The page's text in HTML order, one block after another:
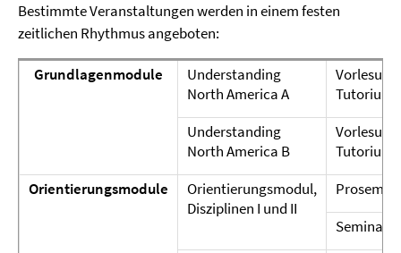
Bestimmte Veranstaltungen werden in einem festen
zeitlichen Rhythmus angeboten:
Grundlagenmodule
Understanding
North America A
Vorlesung
Tutorium
Understanding
North America B
Vorlesung
Tutorium
Orientierungsmodule
Orientierungsmodul,
Disziplinen I und II
Seminar